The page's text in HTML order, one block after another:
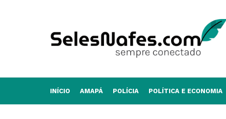
INÍCIO AMAPÁ POLÍCIA POLÍTICA E ECONOMIA